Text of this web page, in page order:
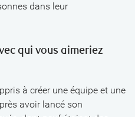
dans leur
qui vous aimeriez
à créer une équipe et une
avoir lancé son